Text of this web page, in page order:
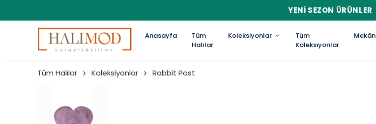
YENI SEZON ÜRÜNLER
Anasayfa
Tüm
Halılar
Koleksiyonlar
Tüm
Koleksiyonlar
Mekân
Tüm Halılar Koleksiyonlar Rabbit Post